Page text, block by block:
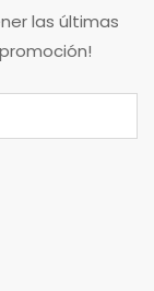
las últimas